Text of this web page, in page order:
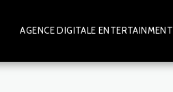
AGENCE DIGITALE ENTERTAINMENT